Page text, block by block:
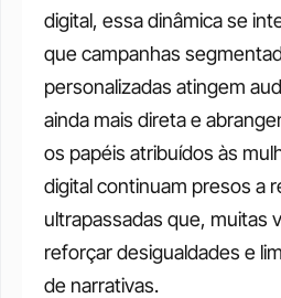
digital, essa dinâmica se
que campanhas
personalizadas atingem
ainda mais direta e
os papéis atribuídos às
digital continuam presos a
ultrapassadas que, muitas
reforçar desigualdades e
de narrativas.